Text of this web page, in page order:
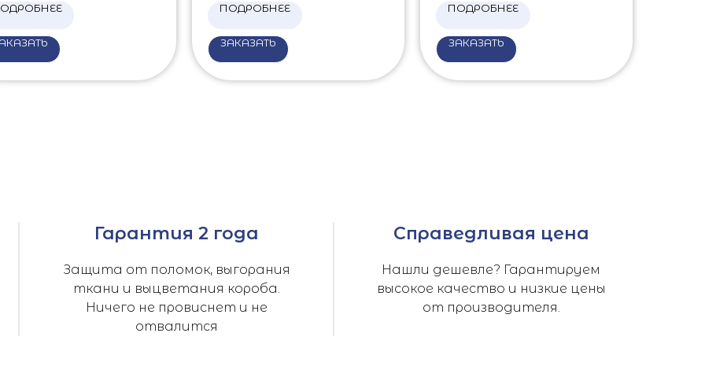
ПОДРОБНЕЕ
ЗАКАЗАТЬ
ПОДРОБНЕЕ
ЗАКАЗАТЬ
Гарантия 2 года
Защита от поломок, выгорания
ткани и выцветания короба.
Ничего не провиснет и не
отвалится
Справедливая цена
Нашли дешевле? Гарантируем
высокое качество и низкие цены
от производителя.